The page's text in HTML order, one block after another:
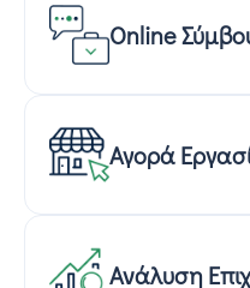
Online
Αγορά
Ανάλυση